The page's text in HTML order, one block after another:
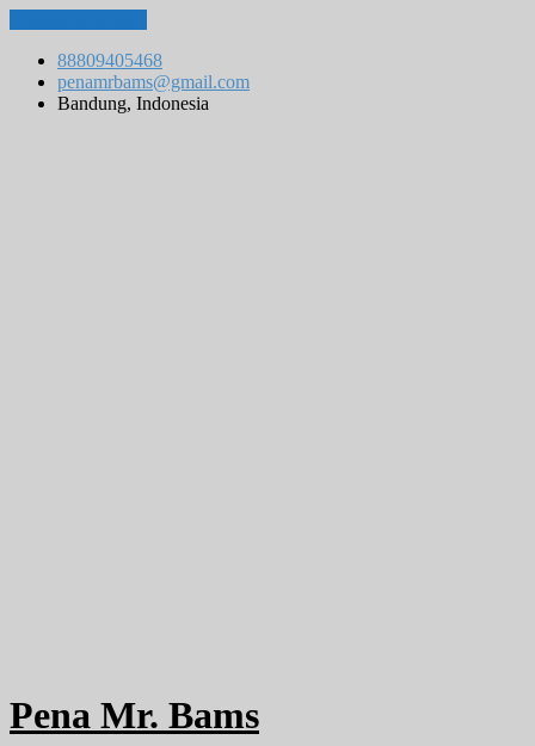
88809405468
penamrbams@gmail.com
Bandung, Indonesia
Pena Mr. Bams